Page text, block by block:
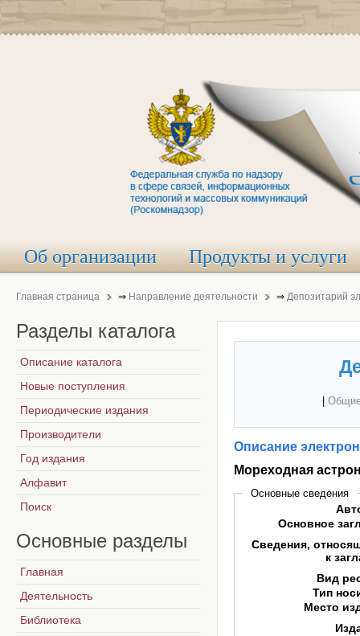
Об организации Продукты и услуги
Главная страница ⇒ Направление деятельности ⇒ Депозитарий
Описание
Мореходная
Основные сведения
Основное
Сведения,
к
Вид
Тип
Место
Разделы каталога
Описание каталога
Новые поступления
Периодические издания
Производители
Год издания
Алфавит
Поиск
Основные разделы
Главная
Деятельность
Библиотека